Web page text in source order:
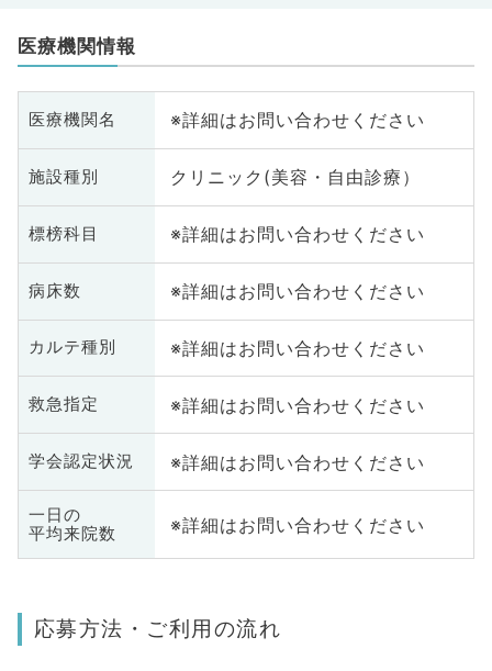
医療機関情報
医療機関名 ※詳細はお問い合わせください
施設種別 クリニック(美容・自由診療）
標榜科目 ※詳細はお問い合わせください
病床数 ※詳細はお問い合わせください
カルテ種別 ※詳細はお問い合わせください
救急指定 ※詳細はお問い合わせください
学会認定状況 ※詳細はお問い合わせください
一日の
平均来院数
※詳細はお問い合わせください
応募方法・ご利用の流れ